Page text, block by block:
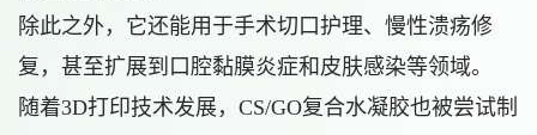
除此之外，它还能用于手术切口护理、慢性溃疡修
复，甚至扩展到口腔黏膜炎症和皮肤感染等领域。
随着3D打印技术发展，CS/GO复合水凝胶也被尝试制